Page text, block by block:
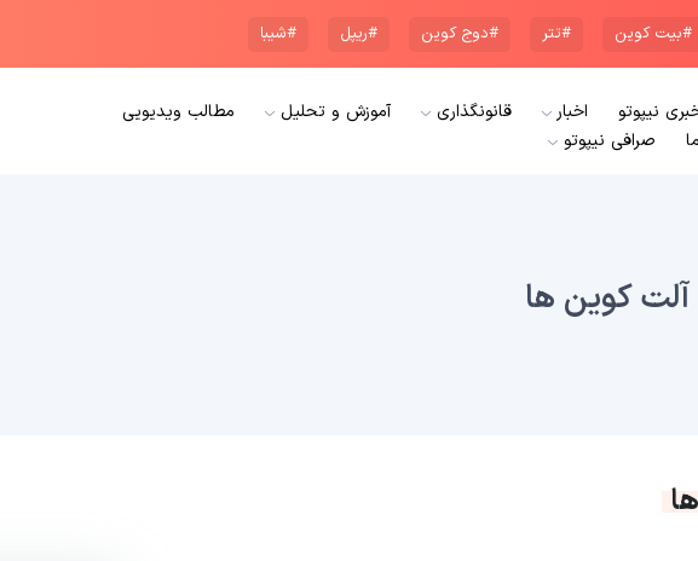
#بیت کوین #تتر #دوج کوین #ریپل #شیبا
نیپوتو اخبار قانونگذاری آموزش و تحلیل
مطالب ویدیویی
صرافی نیپوتو
کوین ها